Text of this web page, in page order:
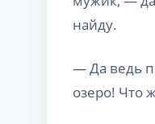
найду.
— Да ведь
озеро! Что